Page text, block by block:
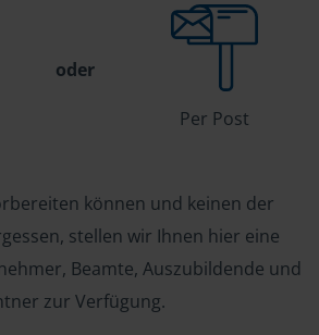
oder
Per Post
können und keinen der
stellen wir Ihnen hier eine
Beamte, Auszubildende und
zur Verfügung.